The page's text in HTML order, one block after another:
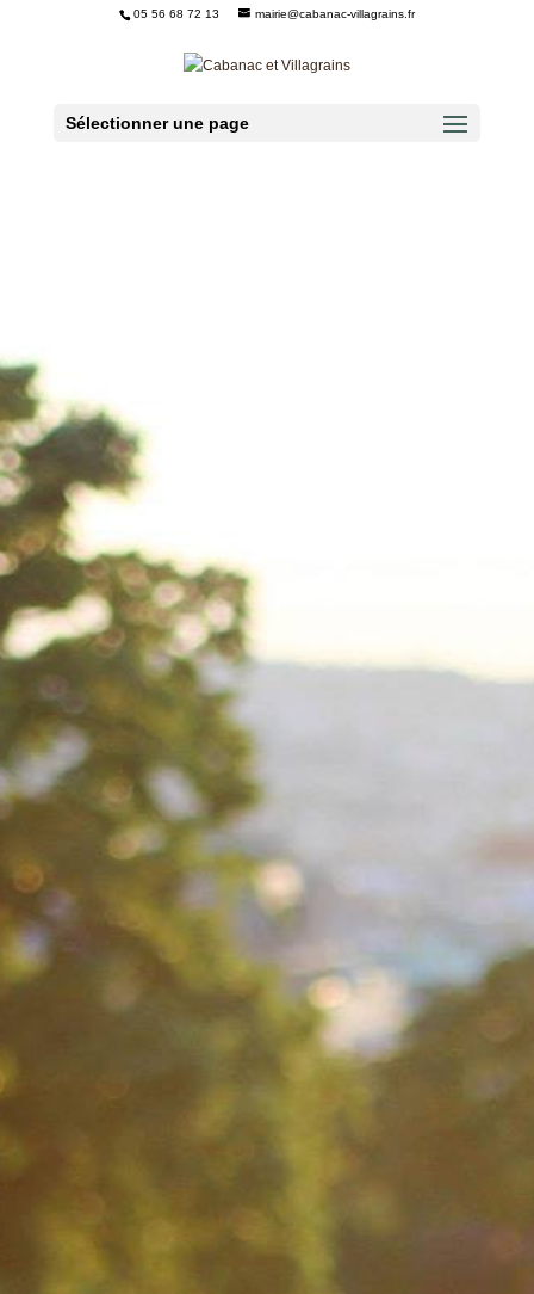
05 56 68 72 13 mairie@cabanac-villagrains.fr
Sélectionner une page